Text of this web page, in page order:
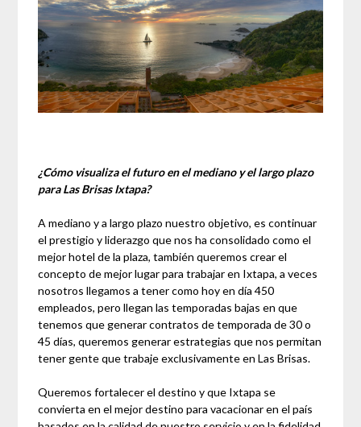
¿Cómo visualiza el futuro en el mediano y el largo plazo
para Las Brisas Ixtapa?
A mediano y a largo plazo nuestro objetivo, es continuar
el prestigio y liderazgo que nos ha consolidado como el
mejor hotel de la plaza, también queremos crear el
concepto de mejor lugar para trabajar en Ixtapa, a veces
nosotros llegamos a tener como hoy en día 450
empleados, pero llegan las temporadas bajas en que
tenemos que generar contratos de temporada de 30 o
45 días, queremos generar estrategias que nos permitan
tener gente que trabaje exclusivamente en Las Brisas.
Queremos fortalecer el destino y que Ixtapa se
convierta en el mejor destino para vacacionar en el país